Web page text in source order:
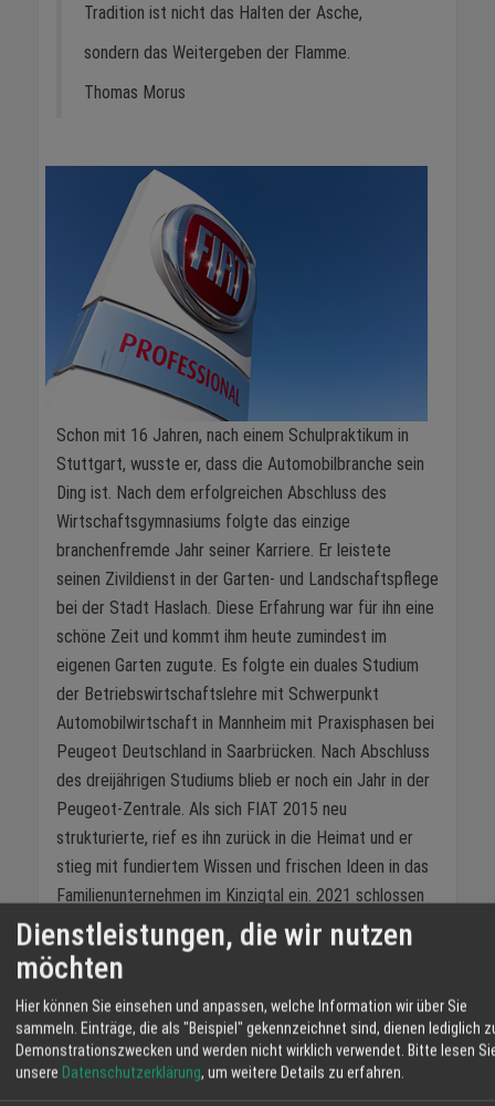
Tradition ist nicht das Halten der Asche,
sondern das Weitergeben der Flamme.
Thomas Morus
Schon mit 16 Jahren, nach einem Schulpraktikum in
Stuttgart, wusste er, dass die Automobilbranche sein
Ding ist. Nach dem erfolgreichen Abschluss des
Wirtschaftsgymnasiums folgte das einzige
branchenfremde Jahr seiner Karriere. Er leistete
seinen Zivildienst in der Garten- und Landschaftspflege
bei der Stadt Haslach. Diese Erfahrung war für ihn eine
schöne Zeit und kommt ihm heute zumindest im
eigenen Garten zugute. Es folgte ein duales Studium
der Betriebswirtschaftslehre mit Schwerpunkt
Automobilwirtschaft in Mannheim mit Praxisphasen bei
Peugeot Deutschland in Saarbrücken. Nach Abschluss
des dreijährigen Studiums blieb er noch ein Jahr in der
Peugeot-Zentrale. Als sich FIAT 2015 neu
strukturierte, rief es ihn zurück in die Heimat und er
stieg mit fundiertem Wissen und frischen Ideen in das
Familienunternehmen im Kinzigtal ein. 2021 schlossen
sich FIAT und Peugeot zu einem Konzern zusammen.
Das kam ihm zugute. Seitdem übernimmt er Schritt für
Schritt weitere Aufgaben im Unternehmen Autohaus-
Kopf.
Kritischer Blick auf den Wandel
Dienstleistungen, die wir nutzen
möchten
Hier können Sie einsehen und anpassen, welche Information wir über Sie
sammeln. Einträge, die als "Beispiel" gekennzeichnet sind, dienen lediglich
Demonstrationszwecken und werden nicht wirklich verwendet. Bitte lesen
unsere Datenschutzerklärung, um weitere Details zu erfahren.